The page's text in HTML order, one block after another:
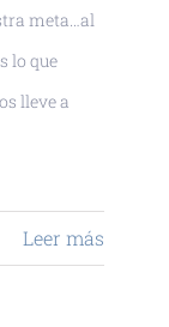
meta…al
lo que
lleve a
Leer más